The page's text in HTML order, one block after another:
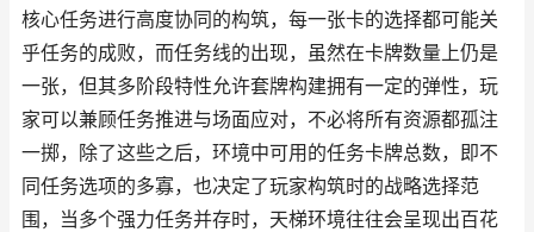
核心任务进行高度协同的构筑，每一张卡的选择都可能关
乎任务的成败，而任务线的出现，虽然在卡牌数量上仍是
一张，但其多阶段特性允许套牌构建拥有一定的弹性，玩
家可以兼顾任务推进与场面应对，不必将所有资源都孤注
一掷，除了这些之后，环境中可用的任务卡牌总数，即不
同任务选项的多寡，也决定了玩家构筑时的战略选择范
围，当多个强力任务并存时，天梯环境往往会呈现出百花